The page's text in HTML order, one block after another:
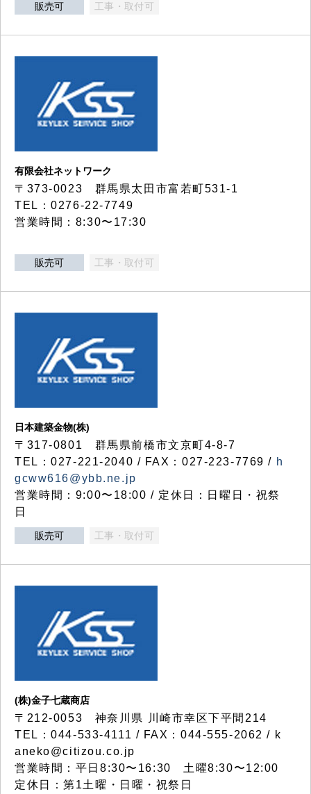
販売可 工事・取付可
有限会社ネットワーク
〒373-0023 群馬県太田市富若町531-1
TEL：0276-22-7749
営業時間：8:30〜17:30
販売可 工事・取付可
日本建築金物(株)
〒317‐0801 群馬県前橋市文京町4-8-7
TEL：027-221-2040 / FAX：027-223-7769 / h
gcww616@ybb.ne.jp
営業時間：9:00〜18:00 / 定休日：日曜日・祝祭
日
販売可 工事・取付可
(株)金子七蔵商店
〒212-0053 神奈川県 川崎市幸区下平間214
TEL：044-533-4111 / FAX：044-555-2062 / k
aneko@citizou.co.jp
営業時間：平日8:30〜16:30 土曜8:30〜12:00
定休日：第1土曜・日曜・祝祭日